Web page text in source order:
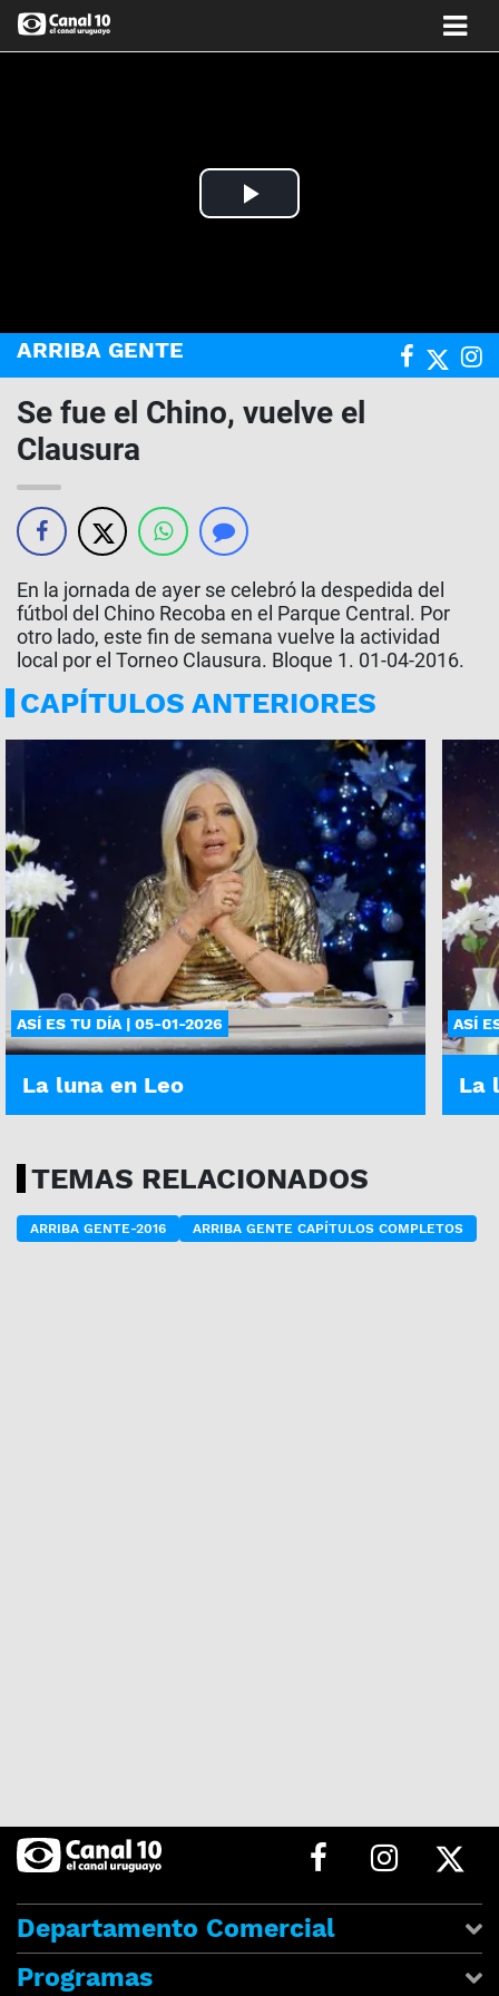
Play
ARRIBA GENTE
Se fue el Chino, vuelve el
Clausura
En la jornada de ayer se celebró la despedida del
fútbol del Chino Recoba en el Parque Central. Por
otro lado, este fin de semana vuelve la actividad
local por el Torneo Clausura. Bloque 1. 01-04-2016.
CAPÍTULOS ANTERIORES
ASÍ ES TU DÍA | 05-01-2026
La luna en Leo
ASÍ
La
TEMAS RELACIONADOS
ARRIBA GENTE-2016 ARRIBA GENTE CAPÍTULOS COMPLETOS
Departamento Comercial
Programas